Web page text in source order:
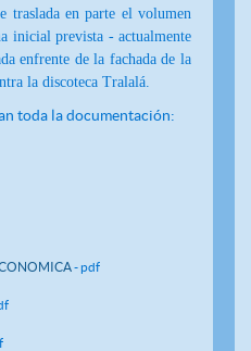
traslada en parte el volumen
inicial prevista - actualmente
enfrente de la fachada de la
la discoteca Tralalá.
toda la documentación:
- pdf